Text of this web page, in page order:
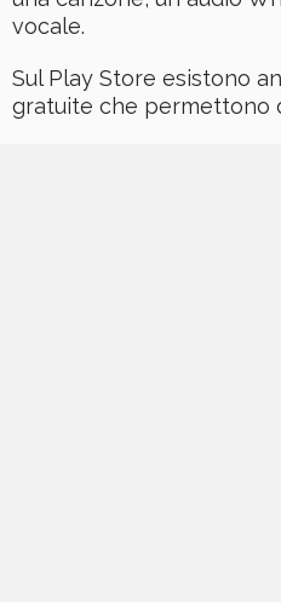
vocale.
Sul Play Store esistono
gratuite che permettono